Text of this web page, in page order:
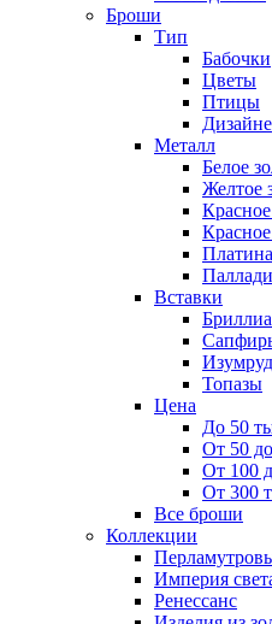
Броши
Тип
Бабочки
Цветы
Птицы
Металл
Белое
Желтое
Платина
Вставки
Топазы
Цена
До 50
От 50
От 100
От 300
Все броши
Коллекции
Империя
Ренессанс